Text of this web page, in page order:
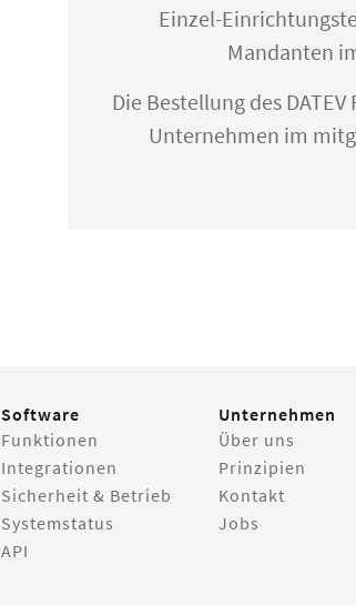
Einzel-
Mandanten
Die Bestellung des
Unternehmen im
Software
Funktionen
Integrationen
Sicherheit & Betrieb
Systemstatus
API
Unternehmen
Über uns
Prinzipien
Kontakt
Jobs